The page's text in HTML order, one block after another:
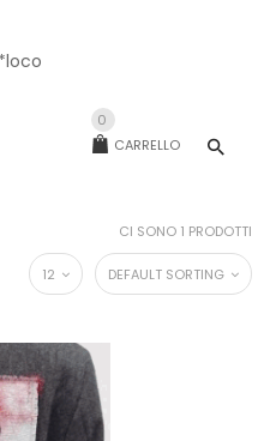
CARRELLO
0
CI SONO 1 PRODOTTI
DEFAULT SORTING
12